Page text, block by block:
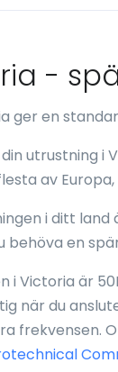
-
ger en
utrustning
av
i ditt land
behöva en
i Victoria är
när du
frekvensen.